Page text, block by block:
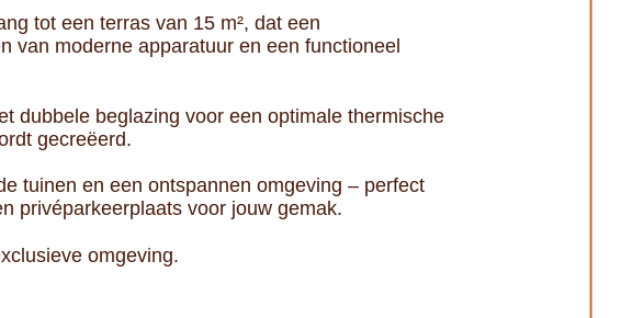
tot een terras van 15 m², dat een
van moderne apparatuur en een functioneel
dubbele beglazing voor een optimale thermische
gecreëerd.
tuinen en een ontspannen omgeving – perfect
privéparkeerplaats voor jouw gemak.
omgeving.